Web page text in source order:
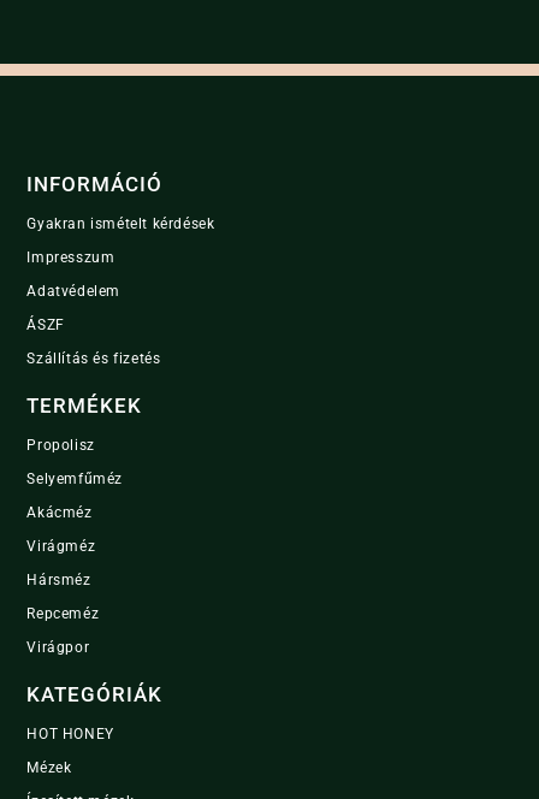
*
INFORMÁCIÓ
Gyakran ismételt kérdések
Impresszum
Adatvédelem
ÁSZF
Szállítás és fizetés
TERMÉKEK
Propolisz
Selyemfűméz
Akácméz
Virágméz
Hársméz
Repceméz
Virágpor
KATEGÓRIÁK
HOT HONEY
Mézek